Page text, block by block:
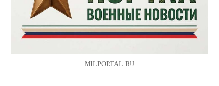
MILPORTAL.RU